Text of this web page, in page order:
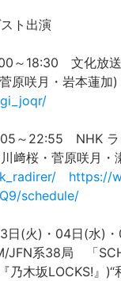
ト出演
～18:30 文化放
原咲月・岩本蓮加)
～22:55 NHK
﨑桜・菅原咲月・
https://
schedule/
日(火)・04日(水)
JFN系38局 「
乃木坂LOCKS!』